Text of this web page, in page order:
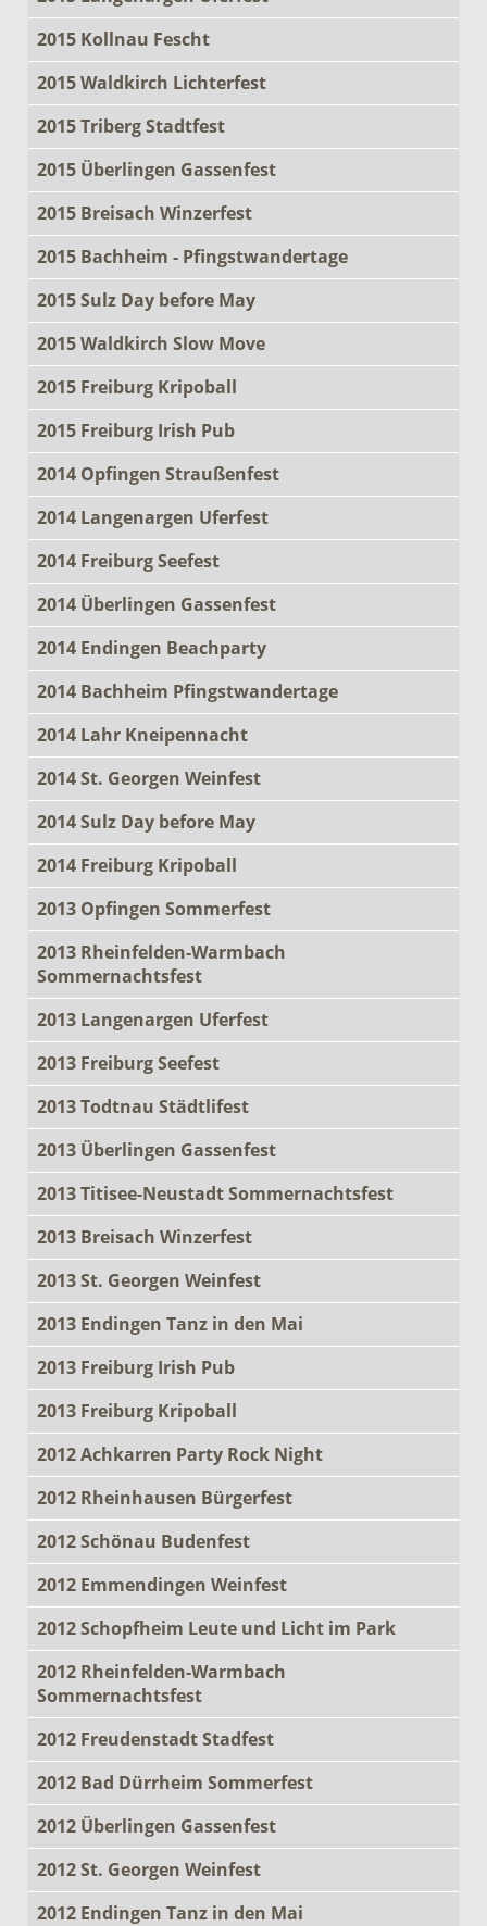
2015 Kollnau Fescht
2015 Waldkirch Lichterfest
2015 Triberg Stadtfest
2015 Überlingen Gassenfest
2015 Breisach Winzerfest
2015 Bachheim - Pfingstwandertage
2015 Sulz Day before May
2015 Waldkirch Slow Move
2015 Freiburg Kripoball
2015 Freiburg Irish Pub
2014 Opfingen Straußenfest
2014 Langenargen Uferfest
2014 Freiburg Seefest
2014 Überlingen Gassenfest
2014 Endingen Beachparty
2014 Bachheim Pfingstwandertage
2014 Lahr Kneipennacht
2014 St. Georgen Weinfest
2014 Sulz Day before May
2014 Freiburg Kripoball
2013 Opfingen Sommerfest
2013 Rheinfelden-Warmbach
Sommernachtsfest
2013 Langenargen Uferfest
2013 Freiburg Seefest
2013 Todtnau Städtlifest
2013 Überlingen Gassenfest
2013 Titisee-Neustadt Sommernachtsfest
2013 Breisach Winzerfest
2013 St. Georgen Weinfest
2013 Endingen Tanz in den Mai
2013 Freiburg Irish Pub
2013 Freiburg Kripoball
2012 Achkarren Party Rock Night
2012 Rheinhausen Bürgerfest
2012 Schönau Budenfest
2012 Emmendingen Weinfest
2012 Schopfheim Leute und Licht im Park
2012 Rheinfelden-Warmbach
Sommernachtsfest
2012 Freudenstadt Stadfest
2012 Bad Dürrheim Sommerfest
2012 Überlingen Gassenfest
2012 St. Georgen Weinfest
2012 Endingen Tanz in den Mai